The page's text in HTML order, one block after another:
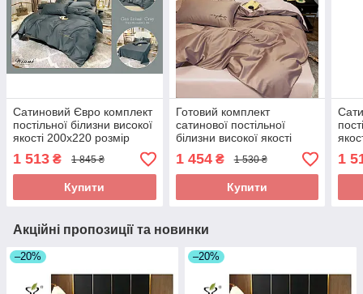
Сатиновий Євро комплект
постільної білизни високої
якості 200х220 розмір
підодіяльника
1 513 ₴ 1 845 ₴
Купити
Готовий комплект
сатинової постільної
білизни високої якості
Євро розміру
1 454₴ 1 530 ₴
Купити
1
Акційні пропозиції та новинки
–20% –20%